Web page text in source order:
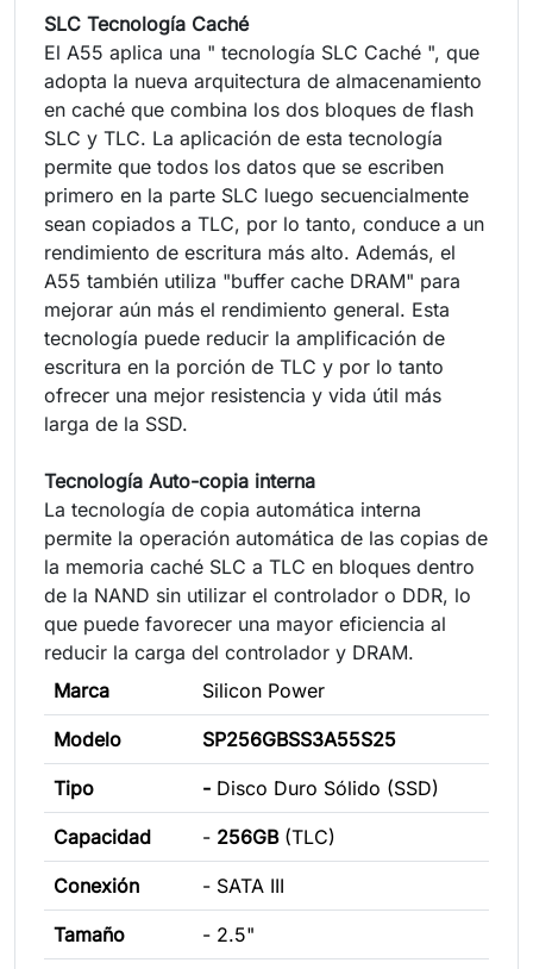
SLC Tecnología Caché
El A55 aplica una " tecnología SLC Caché ", que
adopta la nueva arquitectura de almacenamiento
en caché que combina los dos bloques de flash
SLC y TLC. La aplicación de esta tecnología
permite que todos los datos que se escriben
primero en la parte SLC luego secuencialmente
sean copiados a TLC, por lo tanto, conduce a un
rendimiento de escritura más alto. Además, el
A55 también utiliza "buffer cache DRAM" para
mejorar aún más el rendimiento general. Esta
tecnología puede reducir la amplificación de
escritura en la porción de TLC y por lo tanto
ofrecer una mejor resistencia y vida útil más
larga de la SSD.
Tecnología Auto-copia interna
La tecnología de copia automática interna
permite la operación automática de las copias de
la memoria caché SLC a TLC en bloques dentro
de la NAND sin utilizar el controlador o DDR, lo
que puede favorecer una mayor eficiencia al
reducir la carga del controlador y DRAM.
Marca
Silicon Power
Modelo SP256GBSS3A55S25
Tipo - Disco Duro Sólido (SSD)
Capacidad - 256GB (TLC)
Conexión - SATA III
Tamaño - 2.5"